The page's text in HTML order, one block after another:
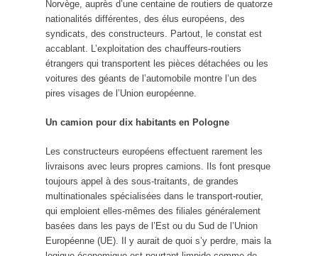
Norvège, auprès d’une centaine de routiers de quatorze
nationalités différentes, des élus européens, des
syndicats, des constructeurs. Partout, le constat est
accablant. L’exploitation des chauffeurs-routiers
étrangers qui transportent les pièces détachées ou les
voitures des géants de l’automobile montre l’un des
pires visages de l’Union européenne.
Un camion pour dix habitants en Pologne
Les constructeurs européens effectuent rarement les
livraisons avec leurs propres camions. Ils font presque
toujours appel à des sous-traitants, de grandes
multinationales spécialisées dans le transport-routier,
qui emploient elles-mêmes des filiales généralement
basées dans les pays de l’Est ou du Sud de l’Union
Européenne (UE). Il y aurait de quoi s’y perdre, mais la